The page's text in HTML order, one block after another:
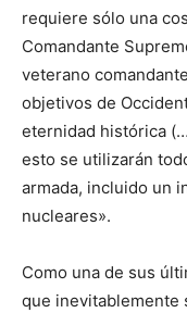
requiere sólo una
Comandante
veterano
objetivos de
eternidad histórica
esto se utilizarán
armada, incluido un
nucleares».
Como una de sus
que inevitablemente